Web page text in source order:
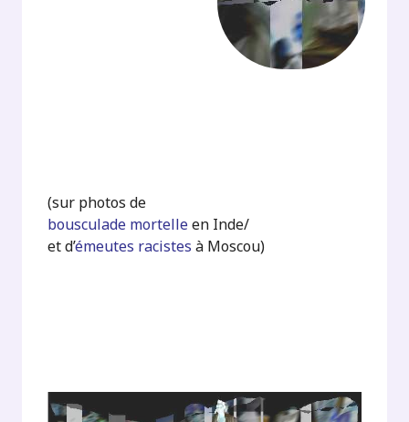
(sur photos de
bousculade mortelleen Inde/
et d’émeutes racistes à Moscou)